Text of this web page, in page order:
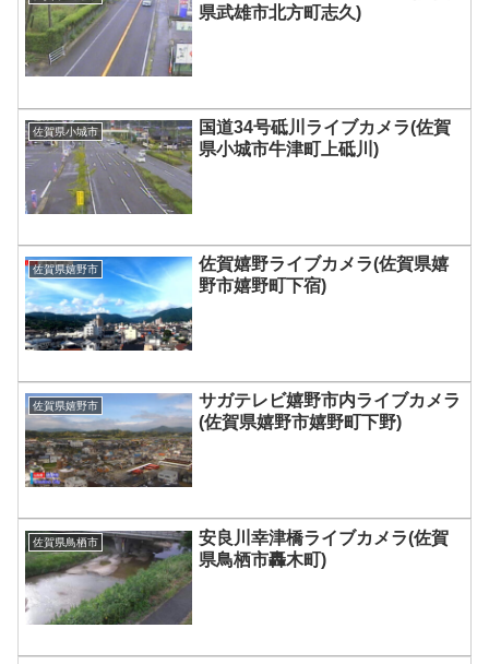
県武雄市北方町志久)
佐賀県小城市
国道34号砥川ライブカメラ(佐賀
県小城市牛津町上砥川)
佐賀県嬉野市
佐賀嬉野ライブカメラ(佐賀県嬉
野市嬉野町下宿)
佐賀県嬉野市
サガテレビ嬉野市内ライブカメラ
(佐賀県嬉野市嬉野町下野)
佐賀県鳥栖市
安良川幸津橋ライブカメラ(佐賀
県鳥栖市轟木町)